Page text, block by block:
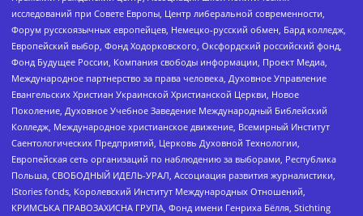
исследований при Совете Европы, Центр либеральной современности,
Форум русскоязычных европейцев, Немецко-русский обмен, Бард колледж,
Европейский выбор, Фонд Ходорковского, Оксфордский российский фонд,
Фонд Будущее России, Компания свободы информации, Проект Медиа,
Международное партнерство за права человека, Духовное Управление
Евангельских Христиан Украинской Христианской Церкви, Новое
Поколение, Духовное Учебное Заведение Международный Библейский
Колледж, Международное христианское движение, Всемирный Институт
Саентологических Предприятий, Церковь Духовной Технологии,
Европейская сеть организаций по наблюдению за выборами, Республика
Польша, СВОБОДНЫЙ ИДЕЛЬ-УРАЛ, Ассоциация развития журналистики,
IStories fonds, Королевский Институт Международных Отношений,
КРИМСЬКА ПРАВОЗАХИСНА ГРУПА, Фонд имени Генриха Бёлля, Stichting